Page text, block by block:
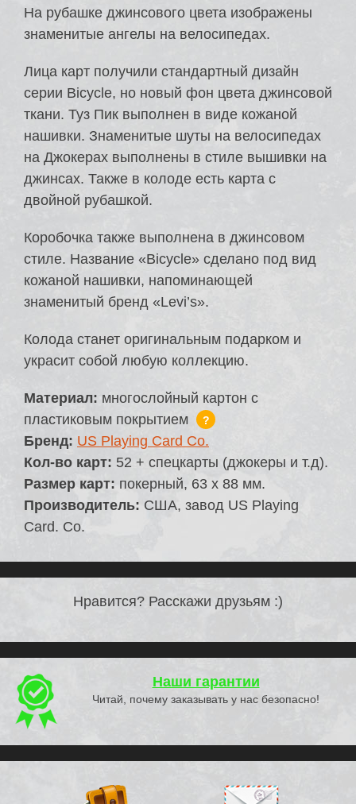
На рубашке джинсового цвета изображены
знаменитые ангелы на велосипедах.
Лица карт получили стандартный дизайн
серии Bicycle, но новый фон цвета джинсовой
ткани. Туз Пик выполнен в виде кожаной
нашивки. Знаменитые шуты на велосипедах
на Джокерах выполнены в стиле вышивки на
джинсах. Также в колоде есть карта с
двойной рубашкой.
Коробочка также выполнена в джинсовом
стиле. Название «Bicycle» сделано под вид
кожаной нашивки, напоминающей
знаменитый бренд «Levi’s».
Колода станет оригинальным подарком и
украсит собой любую коллекцию.
Материал: многослойный картон с
пластиковым покрытием
?
Бренд: US Playing Card Co.
Кол-во карт: 52 + спецкарты (джокеры и т.д).
Размер карт: покерный, 63 х 88 мм.
Производитель: США, завод US Playing
Card. Co.
Нравится? Расскажи друзьям :)
Наши гарантии
Читай, почему заказывать у нас безопасно!